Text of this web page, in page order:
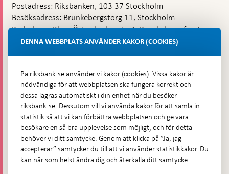
Postadress: Riksbanken, 103 37 Stockholm
Besöksadress: Brunkebergstorg 11, Stockholm
Budadress: Klara Östra kyrkogata 4, Brunkebergsfaret,
Lastplats 6
Hitta direkt
Frågor och svar-
Öppnas
i
ny
flik
Till Riksbankens webbarkiv-
Öppnas
i
ny
Presskontakt
Integritetspolicy
DENNA WEBBPLATS ANVÄNDER KAKOR (COOKIES)
På riksbank.se använder vi kakor (cookies). Vissa kakor är
nödvändiga för att webbplatsen ska fungera korrekt och
dessa lagras automatiskt i din enhet när du besöker
riksbank.se. Dessutom vill vi använda kakor för att samla in
statistik så att vi kan förbättra webbplatsen och ge våra
besökare en så bra upplevelse som möjligt, och för detta
behöver vi ditt samtycke. Genom att klicka på ”Ja, jag
accepterar” samtycker du till att vi använder statistikkakor. Du
kan när som helst ändra dig och återkalla ditt samtycke.